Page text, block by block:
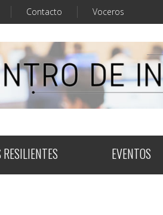
Contacto Voceros
EVENTOS